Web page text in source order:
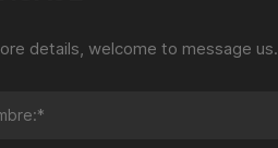
details, welcome to message us.